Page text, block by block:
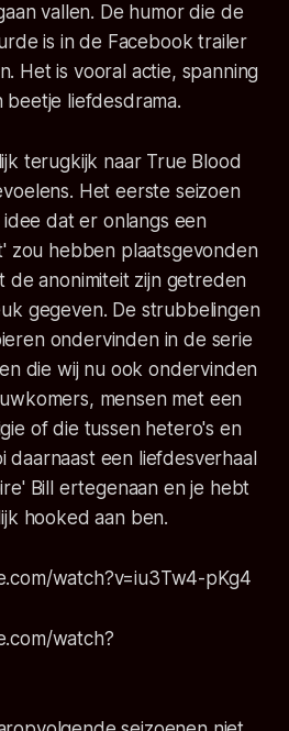
vallen. De humor die de
is in de Facebook trailer
Het is vooral actie, spanning
liefdesdrama.
terugkijk naar True Blood
Het eerste seizoen
dat er onlangs een
zou hebben plaatsgevonden
de anonimiteit zijn getreden
gegeven. De strubbelingen
ondervinden in de serie
die wij nu ook ondervinden
mensen met een
of die tussen hetero's en
daarnaast een liefdesverhaal
Bill ertegenaan en je hebt
hooked aan ben.
watch?v=iu3Tw4-pKg4
watch?